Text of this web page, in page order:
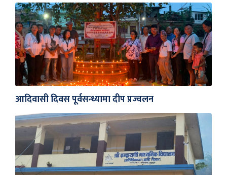
आदिवासी दिवस पूर्वसन्ध्यामा दीप प्रज्वलन